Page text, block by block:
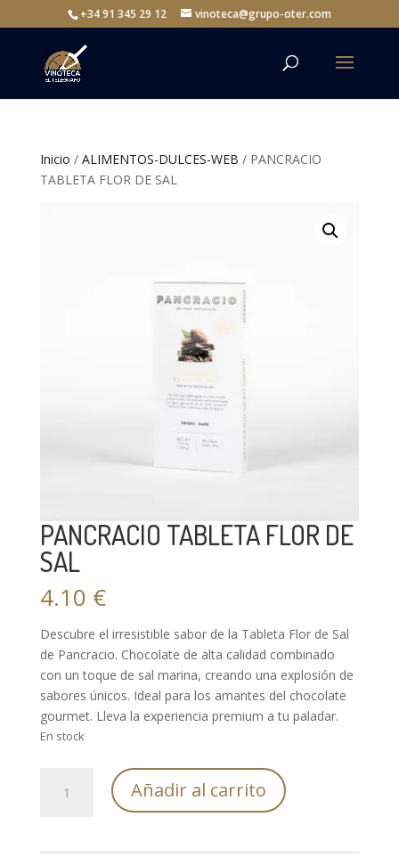
+34 91 345 29 12 vinoteca@grupo-oter.com
Inicio / ALIMENTOS-DULCES-WEB / PANCRACIO
TABLETA FLOR DE SAL
PANCRACIO TABLETA FLOR DE
SAL
4.10 €
Descubre el irresistible sabor de la Tableta Flor de Sal
de Pancracio. Chocolate de alta calidad combinado
con un toque de sal marina, creando una explosión de
sabores únicos. Ideal para los amantes del chocolate
gourmet. Lleva la experiencia premium a tu paladar.
En stock
TABLETA
Añadir al carrito